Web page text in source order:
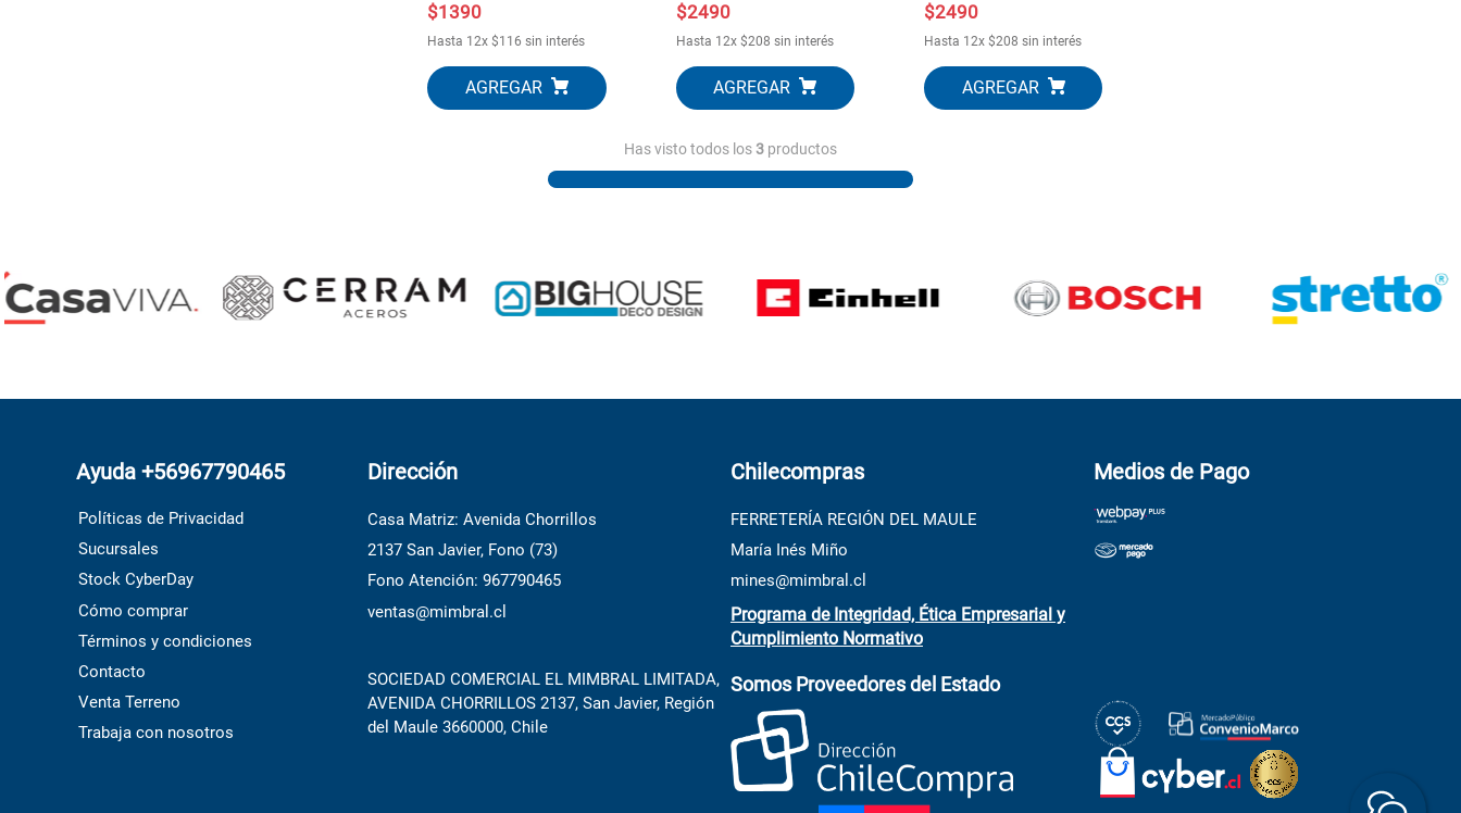
$1390
Hasta 12x$116 sin interés
$2490
Hasta 12x $208 sin interés
$2490
Hasta 12x $208 sin interés
Has visto todos los 3 productos
Ayuda +56967790465
Políticas de Privacidad
Sucursales
Stock CyberDay
Cómo comprar
Términos y condiciones
Contacto
Venta Terreno
Trabaja con nosotros
Dirección
Casa Matriz: Avenida Chorrillos
2137 San Javier, Fono (73)
Fono Atención: 967790465
ventas@mimbral.cl
SOCIEDAD COMERCIAL EL MIMBRAL LIMITADA,
AVENIDA CHORRILLOS 2137, San Javier, Región
del Maule 3660000, Chile
Chilecompras
FERRETERÍA REGIÓN DEL MAULE
María Inés Miño
mines@mimbral.cl
Programa de Integridad, Ética Empresarial y
Cumplimiento Normativo
Somos Proveedores del Estado
Medios de Pago